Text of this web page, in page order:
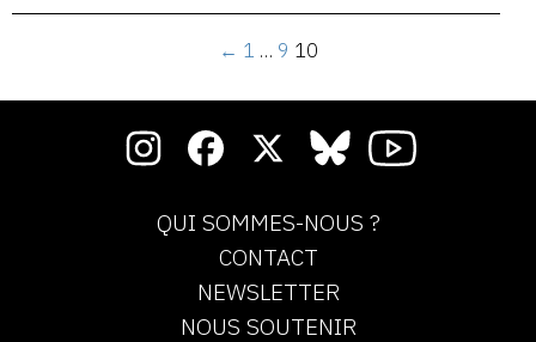
← 1 … 9 10
QUI SOMMES-NOUS ?
CONTACT
NEWSLETTER
NOUS SOUTENIR